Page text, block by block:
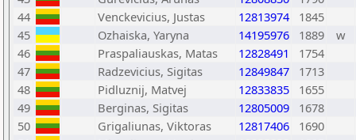
44
Venckevicius, Justas 12813974
1845
45
Ozhaiska, Yaryna 14195976 1889
w
46
Praspaliauskas, Matas 12828491
1754
47
Radzevicius, Sigitas 12849847
1713
48
Pidluznij, Matvej 12833835
1655
49
Berginas, Sigitas 12805009
1678
50
Grigaliunas, Viktoras 12817406
1690